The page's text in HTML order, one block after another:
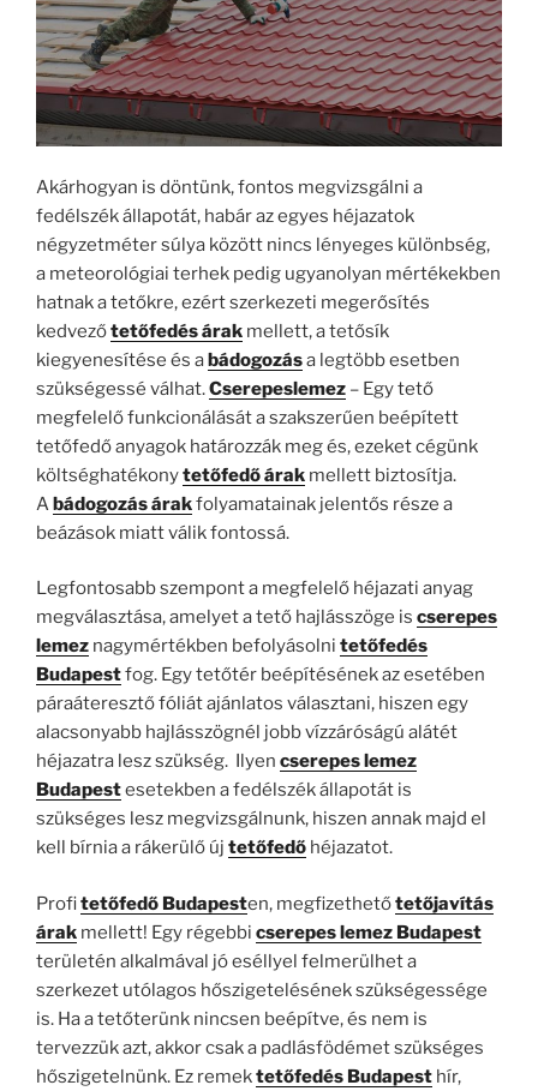
Akárhogyan is döntünk, fontos megvizsgálni a
fedélszék állapotát, habár az egyes héjazatok
négyzetméter súlya között nincs lényeges különbség,
a meteorológiai terhek pedig ugyanolyan mértékekben
hatnak a tetőkre, ezért szerkezeti megerősítés
kedvezőtetőfedés árak mellett, a tetősík
kiegyenesítése és abádogozása legtöbb esetben
szükségessé válhat.Cserepeslemez – Egy tető
megfelelő funkcionálását a szakszerűen beépített
tetőfedő anyagok határozzák meg és, ezeket cégünk
költséghatékonytetőfedő árak mellett biztosítja.
Abádogozás árakfolyamatainak jelentős része a
beázások miatt válik fontossá.
Legfontosabb szempont a megfelelő héjazati anyag
megválasztása, amelyet a tető hajlásszöge is cserepes
lemez nagymértékben befolyásolni tetőfedés
Budapestfog. Egy tetőtér beépítésének az esetében
páraáteresztő fóliát ajánlatos választani, hiszen egy
alacsonyabb hajlásszögnél jobb vízzáróságú alátét
héjazatra lesz szükség. Ilyen cserepes lemez
Budapestesetekben a fedélszék állapotát is
szükséges lesz megvizsgálnunk, hiszen annak majd el
kell bírnia a rákerülő új tetőfedő héjazatot.
Profitetőfedő Budapesten, megfizethetőtetőjavítás
árak mellett! Egy régebbi cserepes lemez Budapest
területén alkalmával jó eséllyel felmerülhet a
szerkezet utólagos hőszigetelésének szükségessége
is. Ha a tetőterünk nincsen beépítve, és nem is
tervezzük azt, akkor csak a padlásfödémet szükséges
hőszigetelnünk. Ez remektetőfedés Budapest hír,